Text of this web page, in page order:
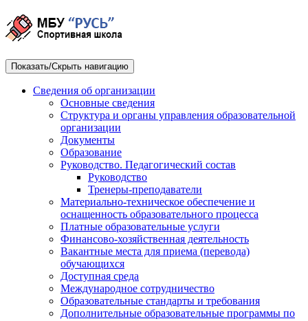
Показать/Скрыть навигацию
Сведения об организации
Основные сведения
Структура и органы управления образовательной
организации
Документы
Образование
Руководство. Педагогический состав
Руководство
Тренеры-преподаватели
Материально-техническое обеспечение и
оснащенность образовательного процесса
Платные образовательные услуги
Финансово-хозяйственная деятельность
Вакантные места для приема (перевода)
обучающихся
Доступная среда
Международное сотрудничество
Образовательные стандарты и требования
Дополнительные образовательные программы по